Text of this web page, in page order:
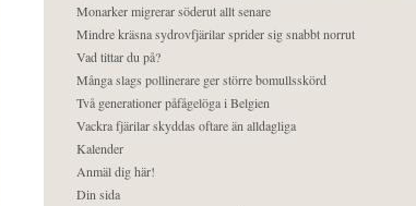
Monarker migrerar söderut allt senare
Mindre kräsna sydrovfjärilar sprider sig snabbt norrut
Vad tittar du på?
Många slags pollinerare ger större bomullsskörd
Två generationer påfågelöga i Belgien
Vackra fjärilar skyddas oftare än alldagliga
Kalender
Anmäl dig här!
Din sida